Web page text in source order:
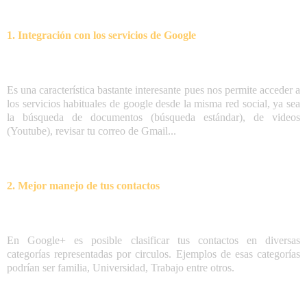
1. Integración con los servicios de Google
Es una característica bastante interesante pues nos permite acceder a
los servicios habituales de google desde la misma red social, ya sea
la búsqueda de documentos (búsqueda estándar), de videos
(Youtube), revisar tu correo de Gmail...
2. Mejor manejo de tus contactos
En Google+ es posible clasificar tus contactos en diversas
categorías representadas por circulos. Ejemplos de esas categorías
podrían ser familia, Universidad, Trabajo entre otros.